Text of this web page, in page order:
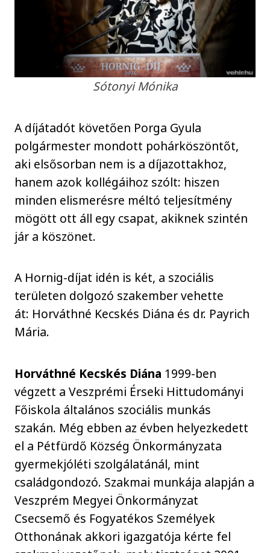
Sótonyi Mónika
A díjátadót követően Porga Gyula
polgármester mondott pohárköszöntőt,
aki elsősorban nem is a díjazottakhoz,
hanem azok kollégáihoz szólt: hiszen
minden elismerésre méltó teljesítmény
mögött ott áll egy csapat, akiknek szintén
jár a köszönet.
A Hornig-díjat idén is két, a szociális
területen dolgozó szakember vehette
át: Horváthné Kecskés Diána és dr. Payrich
Mária.
Horváthné Kecskés Diána 1999-ben
végzett a Veszprémi Érseki Hittudományi
Főiskola általános szociális munkás
szakán. Még ebben az évben helyezkedett
el a Pétfürdő Község Önkormányzata
gyermekjóléti szolgálatánál, mint
családgondozó. Szakmai munkája alapján a
Veszprém Megyei Önkormányzat
Csecsemő és Fogyatékos Személyek
Otthonának akkori igazgatója kérte fel